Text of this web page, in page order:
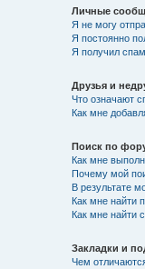
Личные
Я не могу
Я постоянно
Я получил
Друзья и
Что означают
Как мне
Поиск по
Как мне
Почему мой
В результате
Как мне найти
Как мне найти
Закладки и
Чем